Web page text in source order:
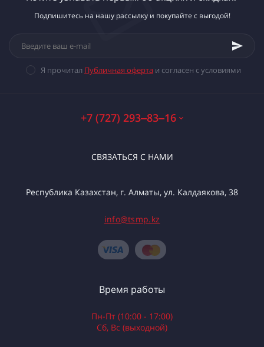
Подпишитесь на нашу рассылку и покупайте с выгодой!
Я прочитал Публичная оферта и согласен с условиями
+7 (727) 293‒83‒16
СВЯЗАТЬСЯ С НАМИ
Республика Казахстан, г. Алматы, ул. Калдаякова, 38
info@tsmp.kz
Время работы
Пн-Пт (10:00 - 17:00)
Сб, Вс (выходной)